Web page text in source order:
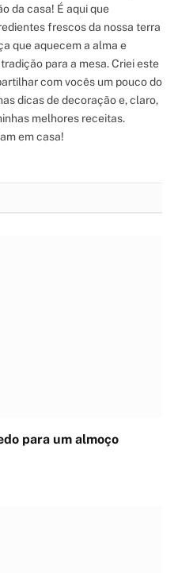
da casa! É aqui que
frescos da nossa terra
que aquecem a alma e
para a mesa. Criei este
com vocês um pouco do
dicas de decoração e, claro,
melhores receitas.
em casa!
para um almoço